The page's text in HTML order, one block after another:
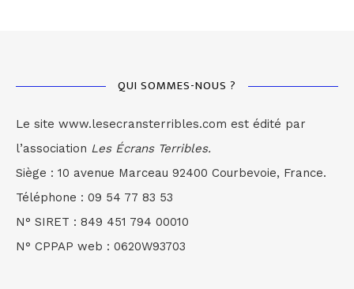
QUI SOMMES-NOUS ?
Le site www.lesecransterribles.com est édité par
l’association Les Écrans Terribles.
Siège : 10 avenue Marceau 92400 Courbevoie, France.
Téléphone : 09 54 77 83 53
N° SIRET : 849 451 794 00010
N° CPPAP web : 0620W93703